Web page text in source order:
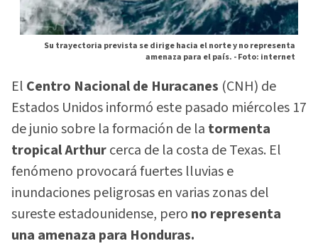
Su trayectoria prevista se dirige hacia el norte y no representa
amenaza para el país. -Foto: internet
El Centro Nacional de Huracanes (CNH) de
Estados Unidos informó este pasado miércoles 17
de junio sobre la formación de la tormenta
tropical Arthurcerca de la costa de Texas. El
fenómeno provocará fuertes lluvias e
inundaciones peligrosas en varias zonas del
sureste estadounidense, pero no representa
una amenaza para Honduras.